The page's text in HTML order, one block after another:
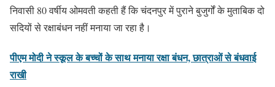
निवासी 80 वर्षीय ओमवती कहती हैं कि चंदनपुर में पुराने बुजुर्गों के मुताबिक दो
सदियों से रक्षाबंधन नहीं मनाया जा रहा है।
पीएम मोदी ने स्कूल के बच्चों के साथ मनाया रक्षा बंधन, छात्राओं से बंधवाई
राखी